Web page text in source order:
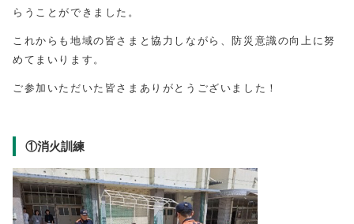
らうことができました。
これからも地域の皆さまと協力しながら、防災意識の向上に努
めてまいります。
ご参加いただいた皆さまありがとうございました！
①消火訓練